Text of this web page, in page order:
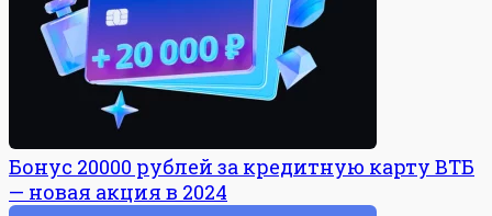
Бонус 20000 рублей за кредитную карту ВТБ
— новая акция в 2024